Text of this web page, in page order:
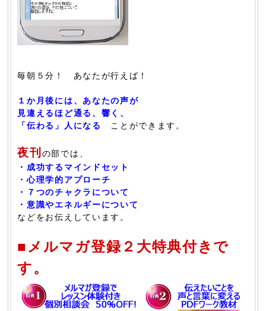
毎朝５分！ あなたが行えば！
１か月後には、あなたの声が
見違えるほど通る、響く、
「伝わる」人になる
ことができます。
夜刊 の部では、
・成功するマインドセット
・心理学的アプローチ
・７つのチャクラについて
・意識やエネルギーについて
などをお伝えしています。
■メルマガ登録２大特典付きで
す。